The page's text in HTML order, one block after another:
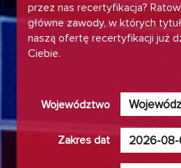
przez nas recertyfikacja?
główne zawody, w których
naszą ofertę recertyfikacji już
Ciebie.
Województwo
Zakres dat